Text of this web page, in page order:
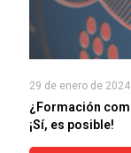
29 de enero de 2024
¿Formación
¡Sí, es posible!